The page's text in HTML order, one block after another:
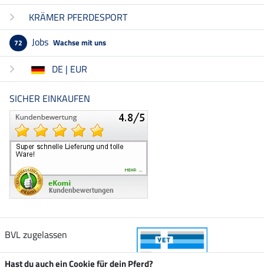
KRÄMER PFERDESPORT
72 Jobs Wachse mit uns
DE | EUR
SICHER EINKAUFEN
BVL zugelassen
Hast du auch ein Cookie für dein Pferd?